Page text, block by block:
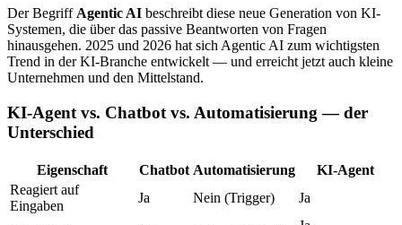
Der BegriffAgentic AI beschreibt diese neue Generation von KI-
Systemen, die über das passive Beantworten von Fragen
hinausgehen. 2025 und 2026 hat sich Agentic AI zum wichtigsten
Trend in der KI-Branche entwickelt — und erreicht jetzt auch kleine
Unternehmen und den Mittelstand.
KI-Agent vs. Chatbot vs. Automatisierung — der
Unterschied
Eigenschaft Chatbot Automatisierung
KI-Agent
Reagiert auf
Eingaben
Ja Nein (Trigger) Ja